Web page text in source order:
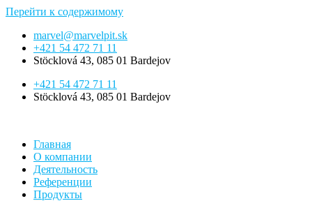
Перейти к содержимому
marvel@marvelpit.sk
+421 54 472 71 11
Stöcklová 43, 085 01 Bardejov
+421 54 472 71 11
Stöcklová 43, 085 01 Bardejov
Главная
О компании
Деятельность
Референции
Продукты